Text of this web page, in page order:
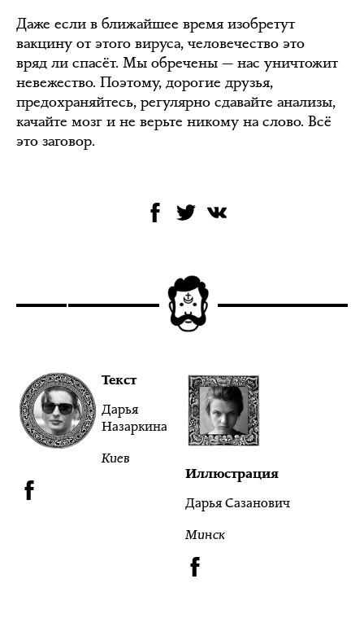
Даже если в ближайшее время изобретут
вакцину от этого вируса, человечество это
вряд ли спасёт. Мы обречены — нас уничтожит
невежество. Поэтому, дорогие друзья,
предохраняйтесь, регулярно сдавайте анализы,
качайте мозг и не верьте никому на слово. Всё
это заговор.
Текст
Дарья
Назаркина
Киев
Иллюстрация
Дарья Сазанович
Минск